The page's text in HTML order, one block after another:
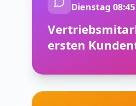
Dienstag 08:45
ersten